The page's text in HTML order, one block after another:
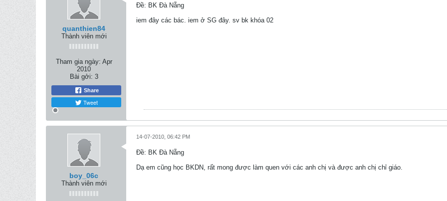
quanthien84
Thành viên mới
Tham gia ngày: Apr
2010
Bài gởi: 3
Share
Tweet
Ðề: BK Đà Nẵng
iem đây các bác. iem ở SG đây. sv bk khóa 02
boy_06c
Thành viên mới
14-07-2010, 06:42 PM
Ðề: BK Đà Nẵng
Dạ em cũng học BKDN, rất mong được làm quen với các anh chị và được anh chị chỉ giáo.